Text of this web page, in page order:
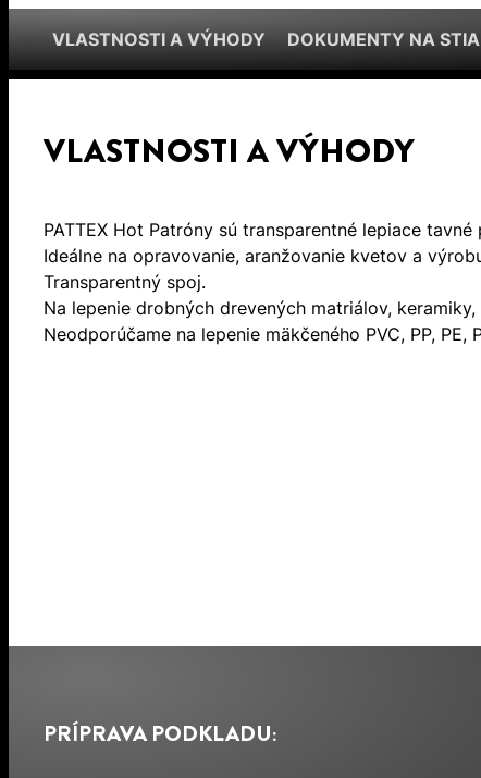
VLASTNOSTI A VÝHODY DOKUMENTY NA
VLASTNOSTI A VÝHODY
PATTEX Hot Patróny sú transparentné lepiace
Ideálne na opravovanie, aranžovanie kvetov a
Transparentný spoj.
Na lepenie drobných drevených matriálov,
Neodporúčame na lepenie mäkčeného PVC, PP, PE,
PRÍPRAVA PODKLADU: